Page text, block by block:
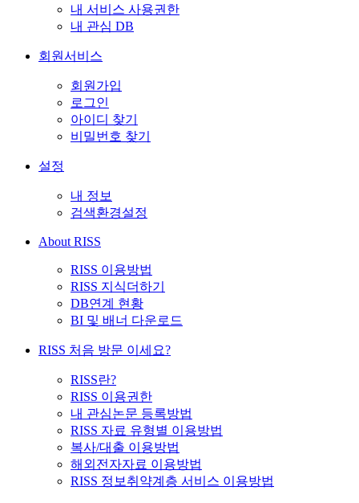
내 서비스 사용권한
내 관심 DB
회원서비스
회원가입
로그인
아이디 찾기
비밀번호 찾기
설정
내 정보
검색환경설정
About RISS
RISS 이용방법
RISS 지식더하기
DB연계 현황
BI 및 배너 다운로드
RISS 처음 방문 이세요?
RISS란?
RISS 이용권한
내 관심논문 등록방법
RISS 자료 유형별 이용방법
복사/대출 이용방법
해외전자자료 이용방법
RISS 정보취약계층 서비스 이용방법